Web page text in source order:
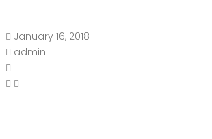
January 16, 2018
admin